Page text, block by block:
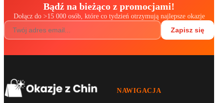
Bądź na bieżąco z promocjami!
Dołącz do >15 000 osób, które co tydzień otrzymują najlepsze okazje
Zapisz się
NAWIGACJA